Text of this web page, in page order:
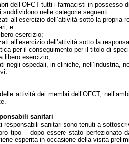
dell’OFCT tutti i farmacisti in possesso
suddividono nelle categorie seguenti:
all’esercizio dell’attività sotto la propria
e
esercizio;
all’esercizio dell’attività sotto la
per il conseguimento per il titolo di
libero esercizio;
negli ospedali, in cliniche, nell’industria,
delle attività dei membri dell’OFCT,
sanitari
responsabili sanitari sono tenuti a
tipo – dopo essere stato perfezionato
esperita in occasione della visita